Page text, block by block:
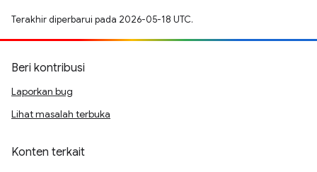
Terakhir diperbarui pada 2026-05-18 UTC.
Beri kontribusi
Laporkan bug
Lihat masalah terbuka
Konten terkait